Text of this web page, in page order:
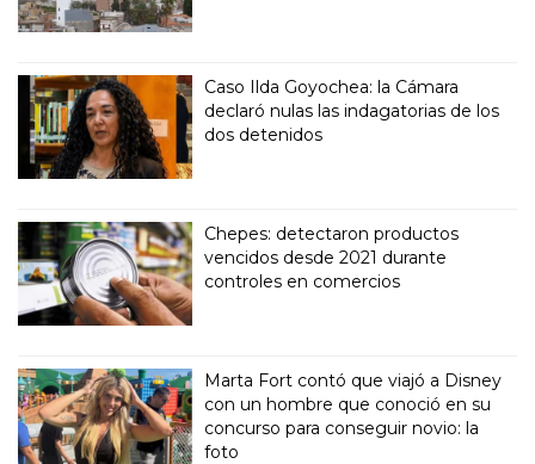
Caso Ilda Goyochea: la Cámara
declaró nulas las indagatorias de los
dos detenidos
Chepes: detectaron productos
vencidos desde 2021 durante
controles en comercios
Marta Fort contó que viajó a Disney
con un hombre que conoció en su
concurso para conseguir novio: la
foto